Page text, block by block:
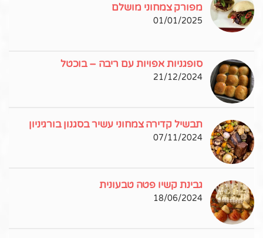
מפורק צמחוני מושלם
01/01/2025
סופגניות אפויות עם ריבה – בוכטל
21/12/2024
תבשיל קדירה צמחוני עשיר בסגנון בורגיניון
07/11/2024
גבינת קשיו פטה טבעונית
18/06/2024